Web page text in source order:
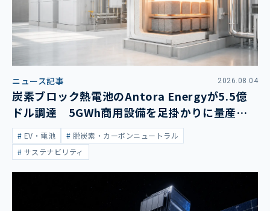
ニュース記事 2026.08.04
炭素ブロック熱電池のAntora Energyが5.5億
ドル調達 5GWh商用設備を足掛かりに量産拡
大EV・電池
脱炭素・カーボンニュートラル
サステナビリティ